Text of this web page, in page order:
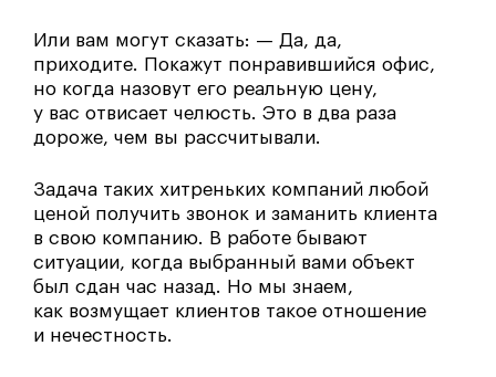
Или вам могут сказать: — Да, да,
приходите. Покажут понравившийся офис,
но когда назовут его реальную цену,
у вас отвисает челюсть. Это в два раза
дороже, чем вы рассчитывали.
Задача таких хитреньких компаний любой
ценой получить звонок и заманить клиента
в свою компанию. В работе бывают
ситуации, когда выбранный вами объект
был сдан час назад. Но мы знаем,
как возмущает клиентов такое отношение
и нечестность.